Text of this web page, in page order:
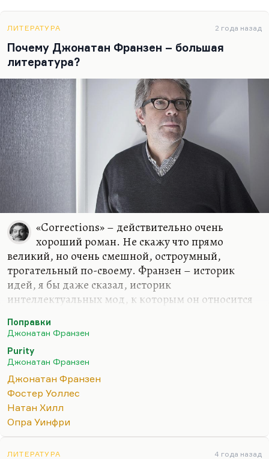
ЛИТЕРАТУРА 2 года назад
Почему Джонатан Франзен – большая
литература?
«Corrections» – действительно очень
хороший роман. Не скажу что прямо
великий, но очень смешной, остроумный,
трогательный по-своему. Франзен – историк
идей, я бы даже сказал, историк
интеллектуальных мод, к которым он относится
интересует, почему люди готовы брать на веру те
или иные интеллектуальные поветрия, готовы
публично вписываться в те или иные девиации.
Франзен – историк американского безумия. Как
говорил Анненский о Лескове:
хроникер русской дури»
дури американской.
(«Свобода» мне не очень понравилась, роман с
Поправки
Джонатан Франзен
Purity
Джонатан Франзен
Джонатан Франзен
Фостер Уоллес
Натан Хилл
Опра Уинфри
ЛИТЕРАТУРА 4 года назад